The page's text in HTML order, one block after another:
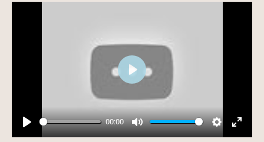
Play
00:00
Mute Settings
Play